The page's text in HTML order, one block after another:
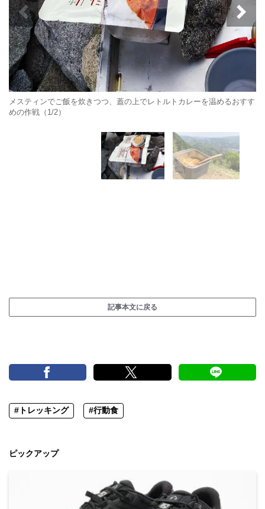
メスティンでご飯を炊きつつ、蓋の上でレトルトカレーを温めるおすす
めの作戦（1/2）
記事本文に戻る
#トレッキング #行動食
ピックアップ